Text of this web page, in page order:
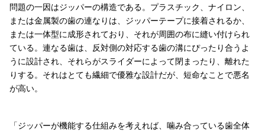
問題の一因はジッパーの構造である。プラスチック、ナイロン、
または金属製の歯の連なりは、ジッパーテープに接着されるか、
または一体型に成形されており、それが周囲の布に縫い付けられ
ている。連なる歯は、反対側の対応する歯の溝にぴったり合うよ
うに設計され、それらがスライダーによって閉まったり、離れた
りする。それはとても繊細で優雅な設計だが、短命なことで悪名
が高い。
「ジッパーが機能する仕組みを考えれば、噛み合っている歯全体